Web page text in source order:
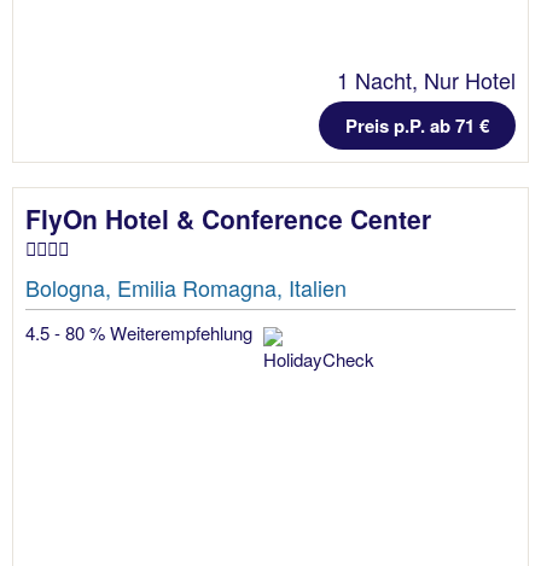
1 Nacht, Nur Hotel
Preis p.P. ab 71 €
FlyOn Hotel & Conference Center
Bologna, Emilia Romagna, Italien
4.5 - 80 % Weiterempfehlung